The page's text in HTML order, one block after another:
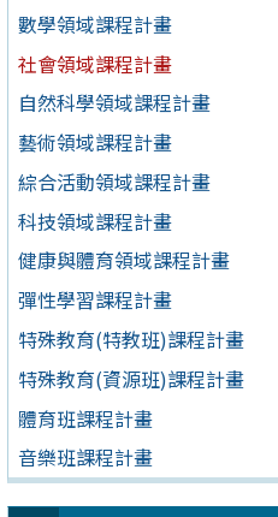
數學領域課程計畫
社會領域課程計畫
自然科學領域課程計畫
藝術領域課程計畫
綜合活動領域課程計畫
科技領域課程計畫
健康與體育領域課程計畫
彈性學習課程計畫
特殊教育(特教班)課程計畫
特殊教育(資源班)課程計畫
體育班課程計畫
音樂班課程計畫